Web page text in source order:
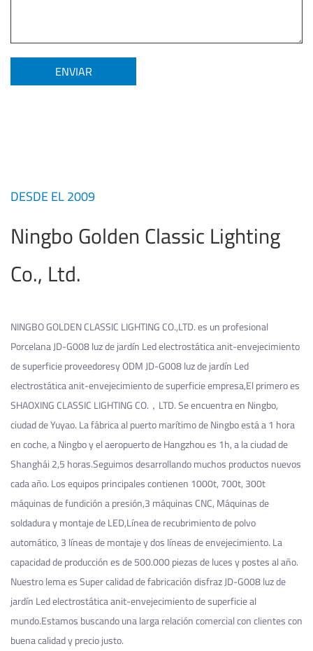
DESDE EL 2009
Ningbo Golden Classic Lighting
Co., Ltd.
NINGBO GOLDEN CLASSIC LIGHTING CO.,LTD. es un profesional
Porcelana JD-G008 luz de jardín Led electrostática anit-envejecimiento
de superficie proveedoresyODM JD-G008 luz de jardín Led
electrostática anit-envejecimiento de superficie empresa,El primero es
SHAOXING CLASSIC LIGHTING CO.，LTD. Se encuentra en Ningbo,
ciudad de Yuyao. La fábrica al puerto marítimo de Ningbo está a 1 hora
en coche, a Ningbo y el aeropuerto de Hangzhou es 1h, a la ciudad de
Shanghái 2,5 horas.Seguimos desarrollando muchos productos nuevos
cada año. Los equipos principales contienen 1000t, 700t, 300t
máquinas de fundición a presión,3 máquinas CNC, Máquinas de
soldadura y montaje de LED,Línea de recubrimiento de polvo
automático, 3 líneas de montaje y dos líneas de envejecimiento. La
capacidad de producción es de 500.000 piezas de luces y postes al año.
Nuestro lema es Super calidad de fabricacióndisfraz JD-G008 luz de
jardín Led electrostática anit-envejecimiento de superficieal
mundo.Estamos buscando una larga relación comercial con clientes con
buena calidad y precio justo.